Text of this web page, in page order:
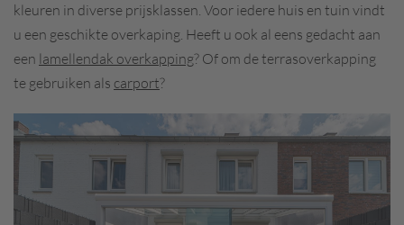
kleuren in diverse prijsklassen. Voor iedere huis en tuin vindt
u een geschikte overkaping. Heeft u ook al eens gedacht aan
een lamellendak overkapping? Of om de terrasoverkapping
te gebruiken als carport?